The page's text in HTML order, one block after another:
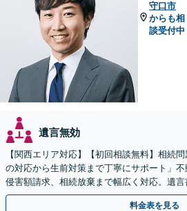
守口市
からも相
談受付中
遺言無効
【関西エリア対応】【初回相談無料】相続
の対応から生前対策まで丁寧にサポート」
侵害額請求、相続放棄まで幅広く対応。遺
間・休日面談可】【WEB面談】【完全個室】
料金表を見る